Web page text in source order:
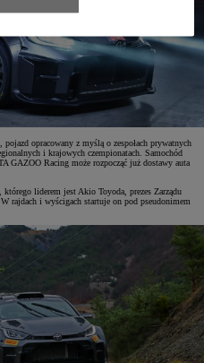
opracowany z myślą o zespołach prywatnych
i krajowych czempionatach. Samochód
GAZOO Racing może rozpocząć już dostawy auta
liderem jest Akio Toyoda, prezes Zarządu
rajdach i wyścigach startuje on pod pseudonimem